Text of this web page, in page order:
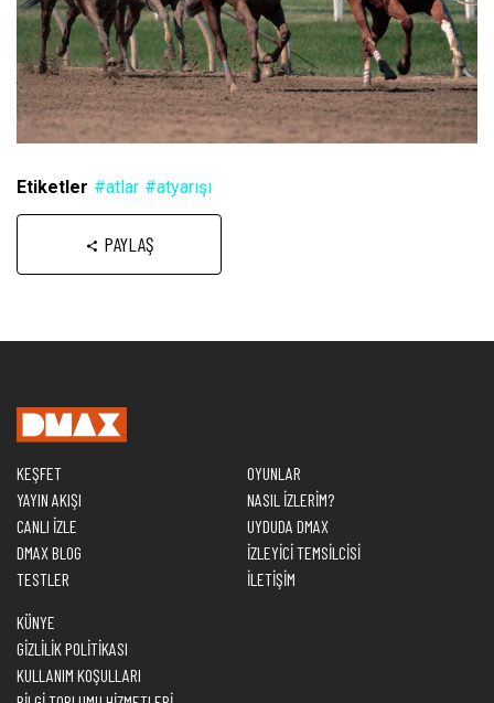
Etiketler #atlar #atyarışı
PAYLAŞ
KEŞFET
YAYIN AKIŞI
CANLI İZLE
DMAX BLOG
TESTLER
OYUNLAR
NASIL İZLERİM?
UYDUDA DMAX
İZLEYİCİ TEMSİLCİSİ
İLETİŞİM
KÜNYE
GİZLİLİK POLİTİKASI
KULLANIM KOŞULLARI